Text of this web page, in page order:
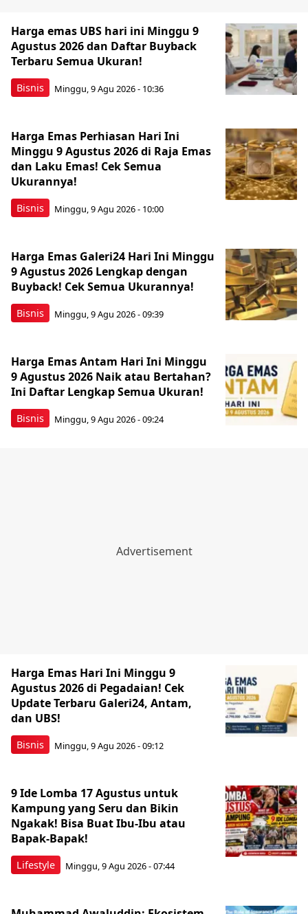
Bisnis
Harga emas UBS hari ini Minggu 9
Agustus 2026 dan Daftar Buyback
Terbaru Semua Ukuran!
Minggu, 9 Agu 2026 - 10:36
Bisnis
Harga Emas Perhiasan Hari Ini
Minggu 9 Agustus 2026 di Raja Emas
dan Laku Emas! Cek Semua
Ukurannya!
Minggu, 9 Agu 2026 - 10:00
Bisnis
Harga Emas Galeri24 Hari Ini Minggu
9 Agustus 2026 Lengkap dengan
Buyback! Cek Semua Ukurannya!
Minggu, 9 Agu 2026 - 09:39
Bisnis
Harga Emas Antam Hari Ini Minggu
9 Agustus 2026 Naik atau Bertahan?
Ini Daftar Lengkap Semua Ukuran!
Minggu, 9 Agu 2026 - 09:24
Bisnis
Harga Emas Hari Ini Minggu 9
Agustus 2026 di Pegadaian! Cek
Update Terbaru Galeri24, Antam,
dan UBS!
Minggu, 9 Agu 2026 - 09:12
Lifestyle
9 Ide Lomba 17 Agustus untuk
Kampung yang Seru dan Bikin
Ngakak! Bisa Buat Ibu-Ibu atau
Bapak-Bapak!
Minggu, 9 Agu 2026 - 07:44